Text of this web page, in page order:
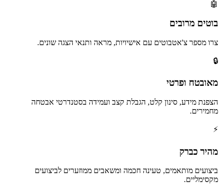
🤖
בוטים מרובים
צרו מספר צ'אטבוטים עם אישיויות, מראה ותנאי הצגה שונים.
🔒
מאובטח ופרטי
הצפנת מידע, סינון קלט, הגבלת קצב ועמידה בסטנדרטי אבטחה
מחמירים.
⚡
מהיר כברק
ביצועים מותאמים, טעינה חכמה ומשאבים ממוזערים לביצועים
מקסימליים.